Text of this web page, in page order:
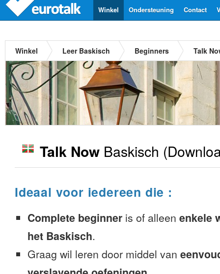
Contact
Ondersteuning
Winkel
Winkel Leer Baskisch Beginners Talk
Talk Now Baskisch
Ideaal voor iedereen die :
Complete beginner is of alleen enkele
het Baskisch.
Graag wil leren door middel van